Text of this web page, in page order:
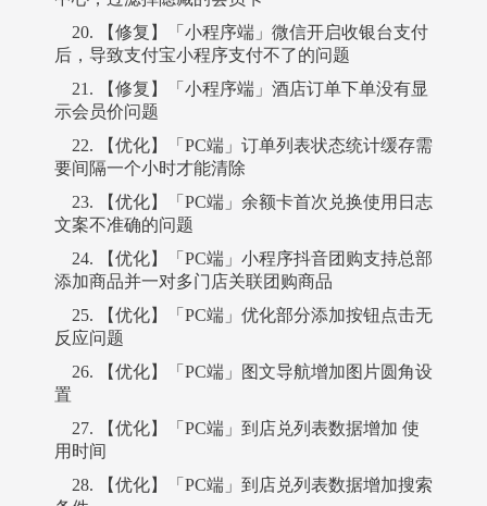
20. 【修复】「小程序端」微信开启收银台支付
后，导致支付宝小程序支付不了的问题
21. 【修复】「小程序端」酒店订单下单没有显
示会员价问题
22. 【优化】「PC端」订单列表状态统计缓存需
要间隔一个小时才能清除
23. 【优化】「PC端」余额卡首次兑换使用日志
文案不准确的问题
24. 【优化】「PC端」小程序抖音团购支持总部
添加商品并一对多门店关联团购商品
25. 【优化】「PC端」优化部分添加按钮点击无
反应问题
26. 【优化】「PC端」图文导航增加图片圆角设
置
27. 【优化】「PC端」到店兑列表数据增加 使
用时间
28. 【优化】「PC端」到店兑列表数据增加搜索